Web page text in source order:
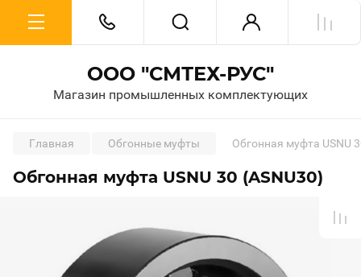
ООО "СМТЕХ-РУС"
Магазин промышленных комплектующих
Главная Обгонные муфты Обгонная муфта USNU
Обгонная муфта USNU 30 (ASNU30)